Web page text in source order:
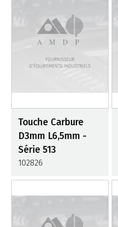
Touche Carbure
D3mm L6,5mm -
Série 513
102826